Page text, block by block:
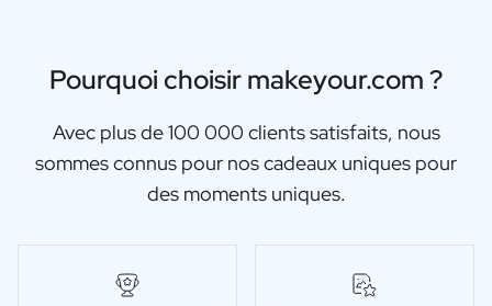
Pourquoi choisir makeyour.com ?
Avec plus de 100 000 clients satisfaits, nous
sommes connus pour nos cadeaux uniques pour
des moments uniques.